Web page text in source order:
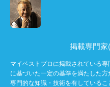
掲載専門
マイベストプロに掲載されている
に基づいた一定の基準を満たした
専門的な知識・技術を有している